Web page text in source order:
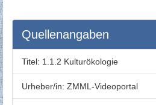
Quellenangaben
Titel: 1.1.2 Kulturökologie
Urheber/in: ZMML-Videoportal